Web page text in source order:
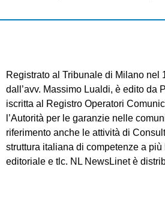
Registrato al Tribunale di Milano nel
dall’avv. Massimo Lualdi, è edito da
iscritta al Registro Operatori
l’Autorità per le garanzie nelle
riferimento anche le attività di
struttura italiana di competenze a
editoriale e tlc. NL NewsLinet è